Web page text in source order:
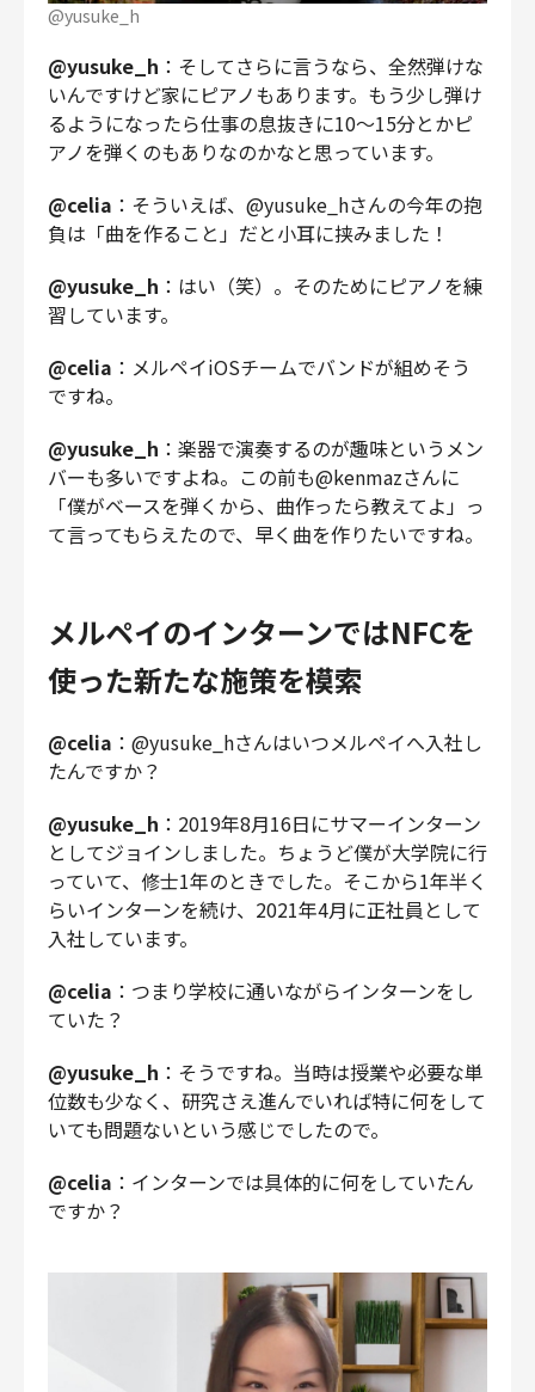
@yusuke_h
@yusuke_h ：そしてさらに言うなら、全然弾けな
いんですけど家にピアノもあります。もう少し弾け
るようになったら仕事の息抜きに10〜15分とかピ
アノを弾くのもありなのかなと思っています。
@celia ：そういえば、@yusuke_hさんの今年の抱
負は「曲を作ること」だと小耳に挟みました！
@yusuke_h ：はい（笑）。そのためにピアノを練
習しています。
@celia ：メルペイiOSチームでバンドが組めそう
ですね。
@yusuke_h ：楽器で演奏するのが趣味というメン
バーも多いですよね。この前も@kenmazさんに
「僕がベースを弾くから、曲作ったら教えてよ」っ
て言ってもらえたので、早く曲を作りたいですね。
メルペイのインターンではNFCを
使った新たな施策を模索
@celia ：@yusuke_hさんはいつメルペイへ入社し
たんですか？
@yusuke_h ：2019年8月16日にサマーインターン
としてジョインしました。ちょうど僕が大学院に行
っていて、修士1年のときでした。そこから1年半く
らいインターンを続け、2021年4月に正社員として
入社しています。
@celia ：つまり学校に通いながらインターンをし
ていた？
@yusuke_h ：そうですね。当時は授業や必要な単
位数も少なく、研究さえ進んでいれば特に何をして
いても問題ないという感じでしたので。
@celia ：インターンでは具体的に何をしていたん
ですか？